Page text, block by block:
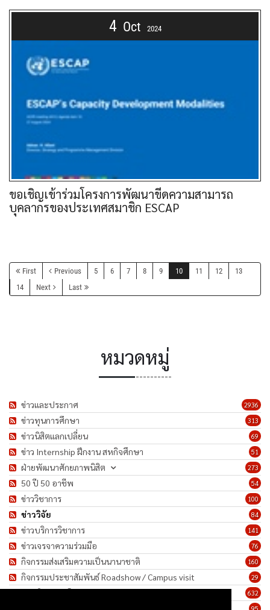
4 Oct 2024
ขอเชิญเข้าร่วมโครงการพัฒนาขีดความสามารถ
บุคลากรของประเทศสมาชิก ESCAP
First Previous 5 6 7 8 9 10 11 12
13
14
Next Last
หมวดหมู่
2936
ข่าวและประกาศ
313
ข่าวทุนการศึกษา
69
ข่าวนิสิตแลกเปลี่ยน
51
ข่าว Internship ฝึกงาน สหกิจศึกษา
273
ฝ่ายพัฒนาศักยภาพนิสิต
54
50 ปี 50 อาชีพ
100
ข่าววิชาการ
84
ข่าววิจัย
141
ข่าวบริการวิชาการ
76
ข่าวเจรจาความร่วมมือ
160
กิจกรรมส่งเสริมความเป็นนานาชาติ
29
กิจกรรมประชาสัมพันธ์ Roadshow / Campus visit
632
ภาพกิจกรรม/โครงการ